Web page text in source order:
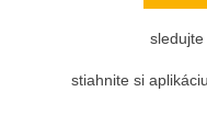
sledujte
stiahnite si